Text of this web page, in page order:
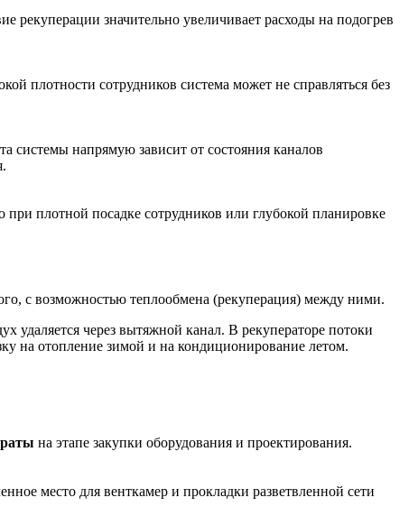
рекуперации значительно увеличивает расходы на подогрев
плотности сотрудников система может не справляться без
системы напрямую зависит от состояния каналов
плотной посадке сотрудников или глубокой планировке
с возможностью теплообмена (рекуперация) между ними.
удаляется через вытяжной канал. В рекуператоре потоки
на отопление зимой и на кондиционирование летом.
на этапе закупки оборудования и проектирования.
место для венткамер и прокладки разветвленной сети